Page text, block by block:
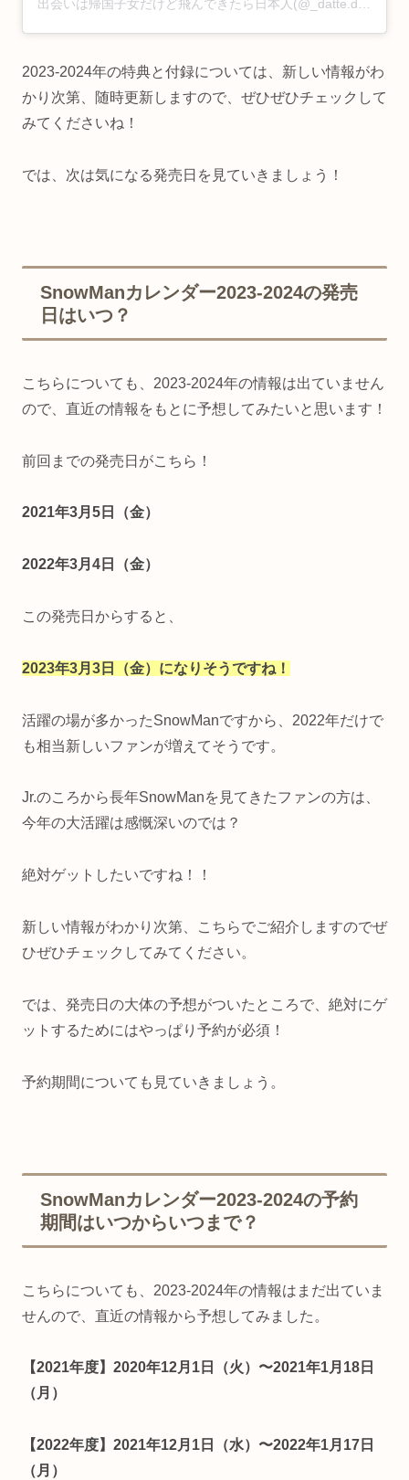
出会いは帰国子女だけど飛んできたら日本人(@_datte.datte.173_)がシェアした投稿
2023-2024年の特典と付録については、新しい情報がわ
かり次第、随時更新しますので、ぜひぜひチェックして
みてくださいね！
では、次は気になる発売日を見ていきましょう！
SnowManカレンダー2023-2024の発売
日はいつ？
こちらについても、2023-2024年の情報は出ていません
ので、直近の情報をもとに予想してみたいと思います！
前回までの発売日がこちら！
2021年3月5日（金）
2022年3月4日（金）
この発売日からすると、
2023年3月3日（金）になりそうですね！
活躍の場が多かったSnowManですから、 2022年だけで
も相当新しいファンが増えてそうです。
Jr.のころから長年SnowManを見てきたファンの方は、
今年の大活躍は感慨深いのでは？
絶対ゲットしたいですね！！
新しい情報がわかり次第、こちらでご紹介しますのでぜ
ひぜひチェックしてみてください。
では、発売日の大体の予想がついたところで、絶対にゲ
ットするためにはやっぱり予約が必須！
予約期間についても見ていきましょう。
SnowManカレンダー2023-2024の予約
期間はいつからいつまで？
こちらについても、2023-2024年の情報はまだ出ていま
せんので、直近の情報から予想してみました。
【2021年度】2020年12月1日（火）〜2021年1月18日
（月）
【2022年度】2021年12月1日（水）〜2022年1月17日
（月）